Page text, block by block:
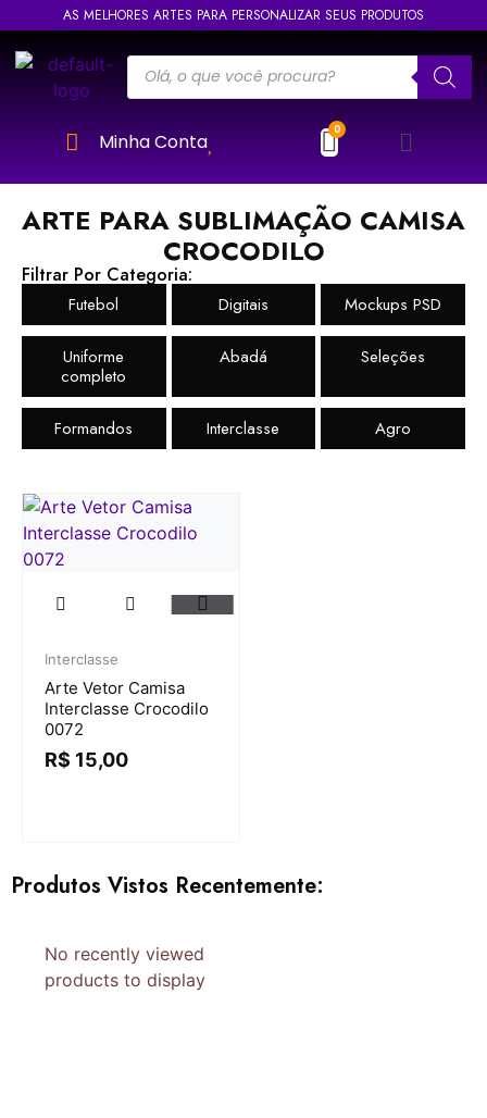
AS MELHORES ARTES PARA PERSONALIZAR SEUS PRODUTOS
Minha Conta
ARTE PARA SUBLIMAÇÃO CAMISA
CROCODILO
Filtrar Por Categoria:
Futebol Digitais Mockups PSD
Uniforme
completo
Abadá Seleções
Formandos Interclasse Agro
Interclasse
Arte Vetor Camisa
Interclasse Crocodilo
0072
R$ 15,00
Produtos Vistos Recentemente:
No recently viewed
products to display